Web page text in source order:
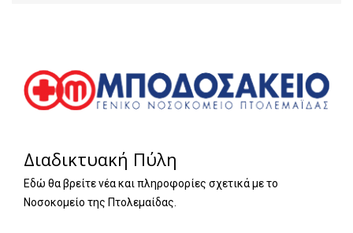
Διαδικτυακή Πύλη
Εδώ θα βρείτε νέα και πληροφορίες σχετικά με το
Νοσοκομείο της Πτολεμαίδας.